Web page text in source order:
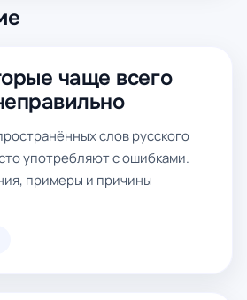
чаще всего
слов русского
употребляют с ошибками.
примеры и причины